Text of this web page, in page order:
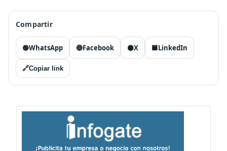
Compartir
🟢WhatsApp 🔵Facebook ⚫X 🟦LinkedIn
🔗Copiar link